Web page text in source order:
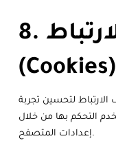
8. ملفات تعريف الارتباط
(Cookies)
لتحسين تجربة
التحكم بها من خلال
إعدادات المتصفح.